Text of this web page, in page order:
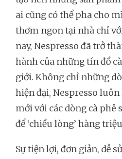
ai cũng có thể pha cho
thơm ngon tại nhà chỉ
nay, Nespresso đã trở
hành của những tín đồ
giới. Không chỉ những
hiện đại, Nespresso
mới với các dòng cà phê
để ‘chiều lòng’ hàng
Sự tiện lợi, đơn giản, dễ